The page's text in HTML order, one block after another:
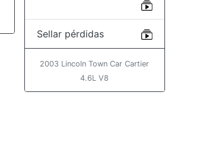
Sellar pérdidas
2003 Lincoln Town Car Cartier
4.6L V8